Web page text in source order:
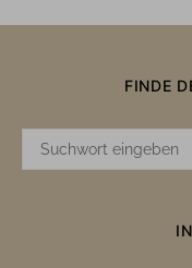
FINDE
SUCHE